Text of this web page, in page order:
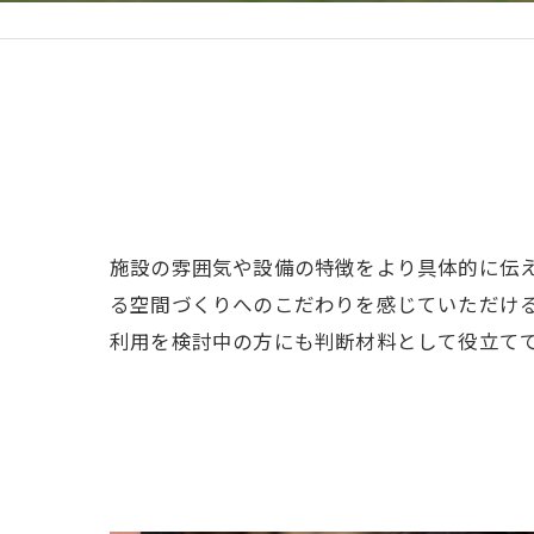
施設の雰囲気や設備の特徴をより具体的に
る空間づくりへのこだわりを感じていただ
利用を検討中の方にも判断材料として役立て